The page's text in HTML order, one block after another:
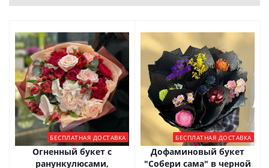
БЕСПЛАТНАЯ ДОСТАВКА
Огненный букет с
ранункулюсами,
БЕСПЛАТНАЯ ДОСТАВКА
Дофаминовый букет
"Собери сама" в черной